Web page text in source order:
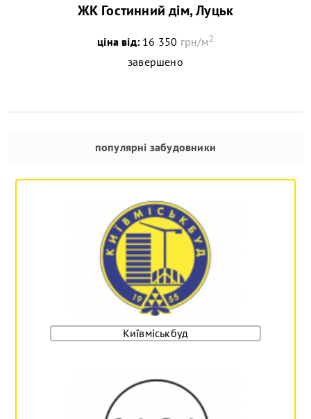
ЖК Гостинний дім, Луцьк
ціна від: 16 350 грн/м2
завершено
популярні забудовники
Київміськбуд